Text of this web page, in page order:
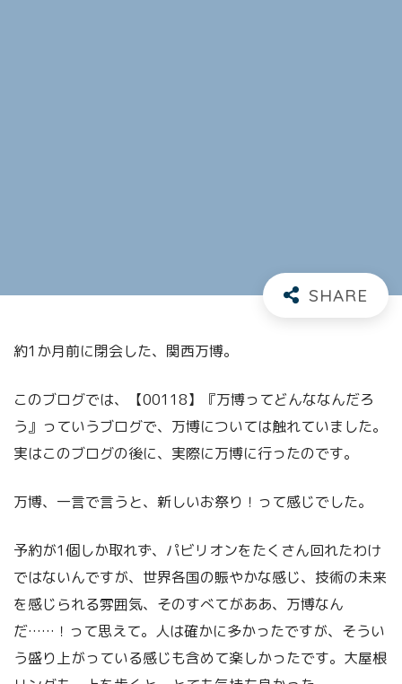
約1か月前に閉会した、関西万博。
このブログでは、【00118】『万博ってどんななんだろ
う』っていうブログで、万博については触れていました。
実はこのブログの後に、実際に万博に行ったのです。
万博、一言で言うと、新しいお祭り！って感じでした。
予約が1個しか取れず、パビリオンをたくさん回れたわけ
ではないんですが、世界各国の賑やかな感じ、技術の未来
を感じられる雰囲気、そのすべてがああ、万博なん
だ……！って思えて。人は確かに多かったですが、そうい
う盛り上がっている感じも含めて楽しかったです。大屋根